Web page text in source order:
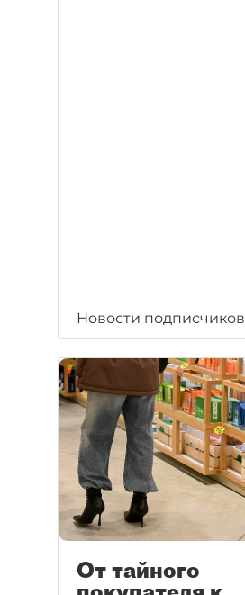
Новости подписчиков
От тайного